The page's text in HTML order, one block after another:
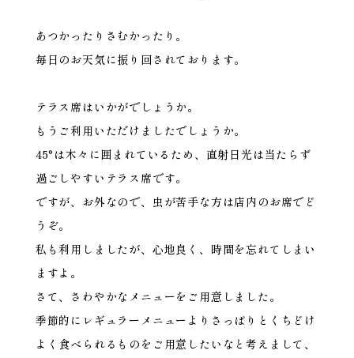
あつかったりさむかったり。
毎日のお天気に振り回されております。
テラス席はいかがでしょうか。
もうご利用いただけましたでしょうか。
45°は木々に囲まれているため、直射日光は当たらず
過ごしやすいテラス席です。
ですが、お外なので、虫が苦手な方は店内のお席でど
うぞ。
私も利用しましたが、心地良く、時間を忘れてしまい
ますよ。
さて、さわやかなメニューをご用意しました。
季節的にレギュラーメニューよりさっぱりとくちどけ
よく食べられるものをご用意したいなと考えまして、